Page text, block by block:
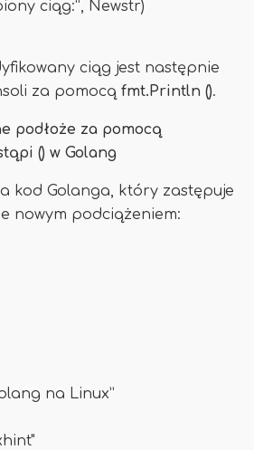
ciąg:”, Newstr)
ciąg jest następnie
za pomocą fmt.Println ().
podłoże za pomocą
() w Golang
kod Golanga, który zastępuje
nowym podciążeniem:
na Linux”